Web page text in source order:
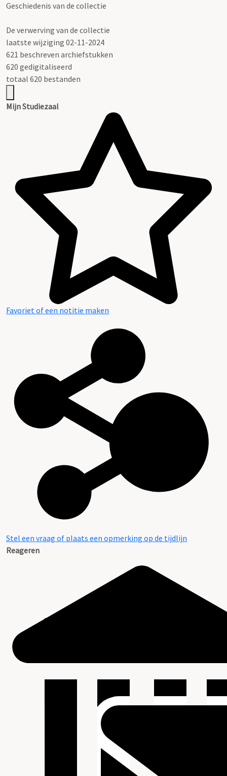
Geschiedenis van de collectie
De verwerving van de collectie
laatste wijziging 02-11-2024
621 beschreven archiefstukken
620 gedigitaliseerd
totaal 620 bestanden
Mijn Studiezaal
Favoriet of een notitie maken
Stel een vraag of plaats een opmerking op de tijdlijn
Reageren